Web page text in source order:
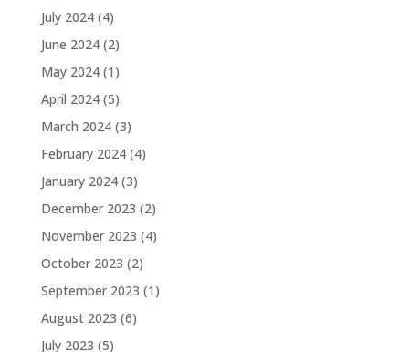
July 2024(4)
June 2024(2)
May 2024(1)
April 2024(5)
March 2024(3)
February 2024(4)
January 2024(3)
December 2023 (2)
November 2023 (4)
October 2023 (2)
September 2023 (1)
August 2023 (6)
July 2023 (5)